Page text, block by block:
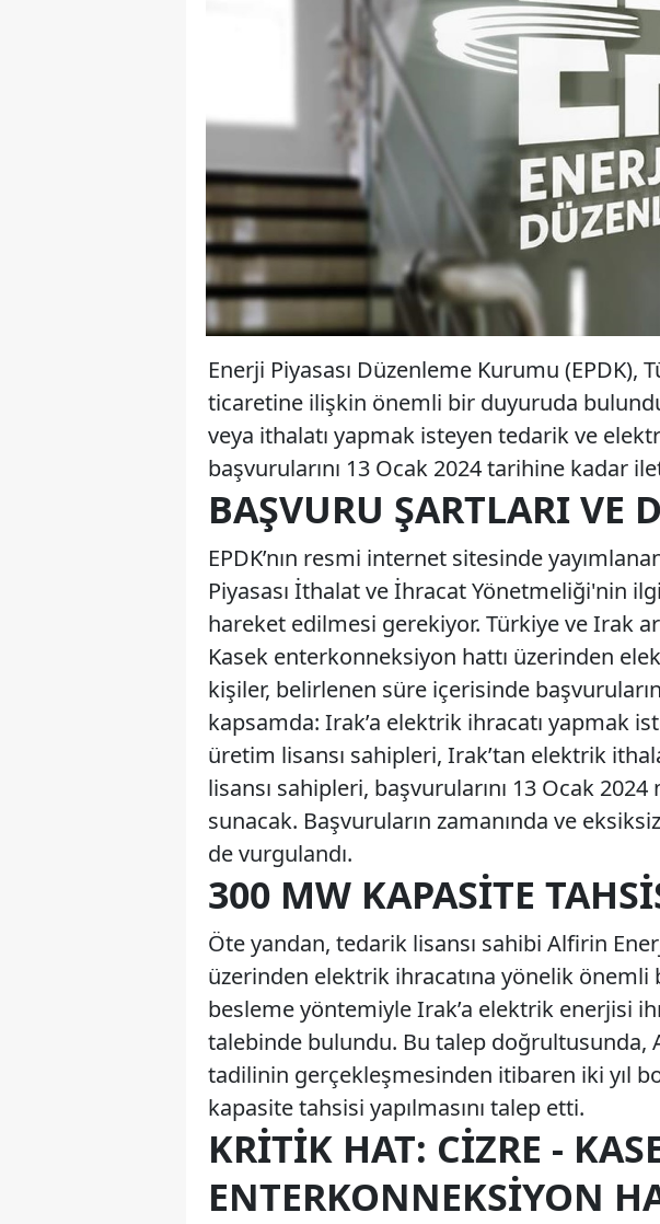
Enerji Piyasası Düzenleme Kurumu (EPDK),
ticaretine ilişkin önemli bir duyuruda
veya ithalatı yapmak isteyen tedarik ve
başvurularını 13 Ocak 2024 tarihine kadar
BAŞVURU ŞARTLARI VE
EPDK’nın resmi internet sitesinde
Piyasası İthalat ve İhracat Yönetmeliği'nin
hareket edilmesi gerekiyor. Türkiye ve Irak
Kasek enterkonneksiyon hattı üzerinden
kişiler, belirlenen süre içerisinde
kapsamda: Irak’a elektrik ihracatı yapmak
üretim lisansı sahipleri, Irak’tan elektrik
lisansı sahipleri, başvurularını 13 Ocak
sunacak. Başvuruların zamanında ve
de vurgulandı.
300 MW KAPASITE
Öte yandan, tedarik lisansı sahibi Alfirin
üzerinden elektrik ihracatına yönelik önemli
besleme yöntemiyle Irak’a elektrik enerjisi
talebinde bulundu. Bu talep doğrultusunda,
tadilinin gerçekleşmesinden itibaren iki yıl
kapasite tahsisi yapılmasını talep etti.
KRITIK HAT: CIZRE -
ENTERKONNEKSIYON